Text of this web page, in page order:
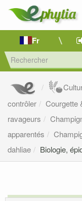
Fr
contrôler
Courgette
ravageurs
apparentés
dahliae
Biologie,